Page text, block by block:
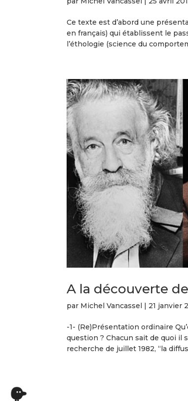
Ce texte est d’abord une
en français) qui établissent le
l’éthologie (science du
A la découverte
par Michel Vancassel | 21 janvier
-1- (Re)Présentation ordinaire
question ? Chacun sait de quoi il
recherche de juillet 1982, “la